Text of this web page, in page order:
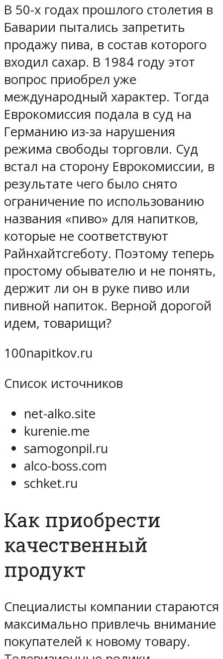
В 50-х годах прошлого столетия в
Баварии пытались запретить
продажу пива, в состав которого
входил сахар. В 1984 году этот
вопрос приобрел уже
международный характер. Тогда
Еврокомиссия подала в суд на
Германию из-за нарушения
режима свободы торговли. Суд
встал на сторону Еврокомиссии, в
результате чего было снято
ограничение по использованию
названия «пиво» для напитков,
которые не соответствуют
Райнхайтсгеботу. Поэтому теперь
простому обывателю и не понять,
держит ли он в руке пиво или
пивной напиток. Верной дорогой
идем, товарищи?
100napitkov.ru
Список источников
net-alko.site
kurenie.me
samogonpil.ru
alco-boss.com
schket.ru
Как приобрести
качественный
продукт
Специалисты компании стараются
максимально привлечь внимание
покупателей к новому товару.